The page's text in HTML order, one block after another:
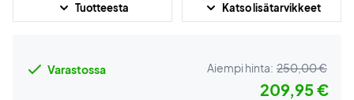
Tuotteesta Katso lisätarvikkeet
Varastossa Aiempi hinta: 250,00 €
209,95 €